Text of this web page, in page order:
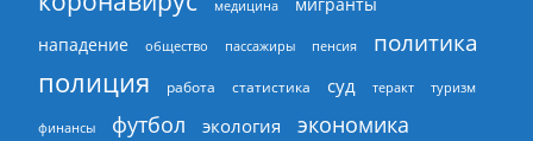
медицина
мигранты
нападение
общество пассажиры пенсия политика
полиция работа статистика суд теракт туризм
финансы футбол экология экономика